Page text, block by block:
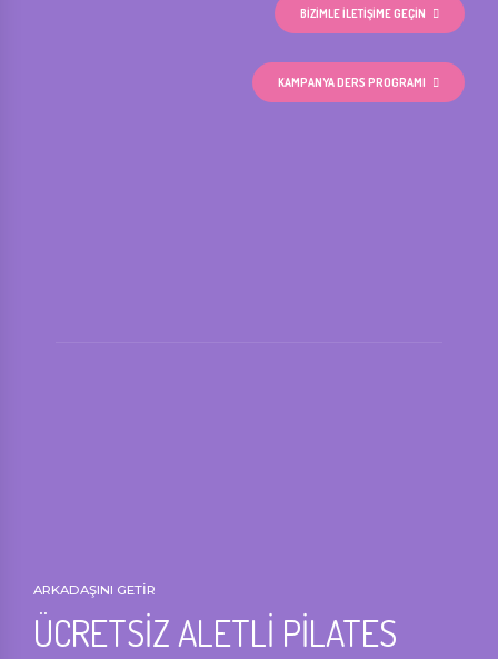
BİZİMLE İLETİŞİME GEÇİN
KAMPANYA DERS PROGRAMI
ARKADAŞINI GETİR
ÜCRETSİZ ALETLİ PİLATES